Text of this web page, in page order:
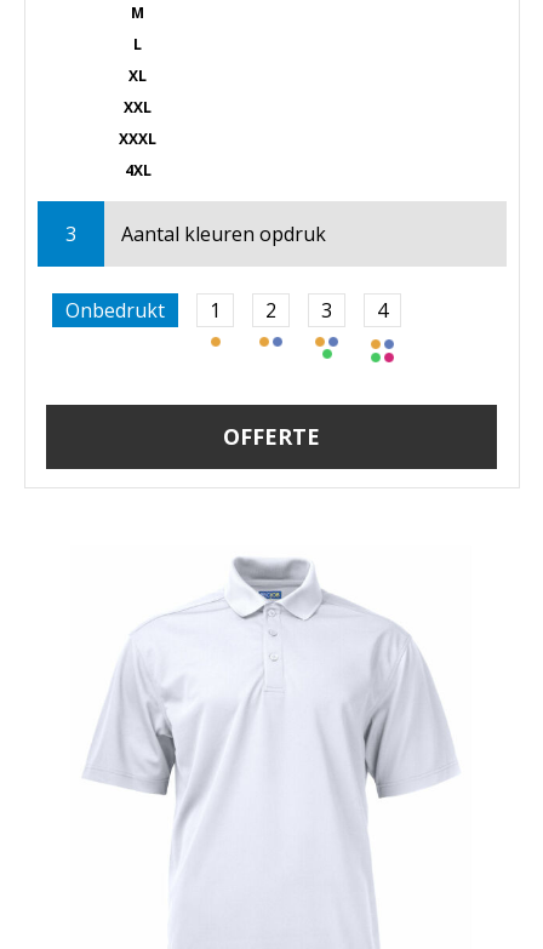
M
L
XL
XXL
XXXL
4XL
3 Aantal kleuren opdruk
Onbedrukt 1 2 3 4
OFFERTE